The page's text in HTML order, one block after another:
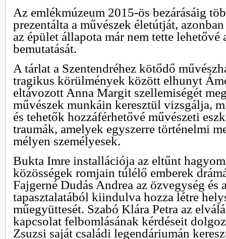
Az emlékmúzeum 2015-ös bezárásáig
prezentálta a művészek életútját,
az épület állapota már nem tette lehetővé
bemutatását.
A tárlat a Szentendréhez kötődő
tragikus körülmények között elhunyt
eltávozott Anna Margit szellemiségét
művészek munkáin keresztül vizsgálja,
és tehetők hozzáférhetővé művészeti
traumák, amelyek egyszerre történelmi
mélyen személyesek.
Bukta Imre installációja az eltűnt
közösségek romjain túlélő emberek
Fajgerné Dudás Andrea az özvegység és
tapasztalatából kiindulva hozza létre
műegyüttesét. Szabó Klára Petra az
kapcsolat felbomlásának kérdéseit
Zsuzsi saját családi legendáriumán